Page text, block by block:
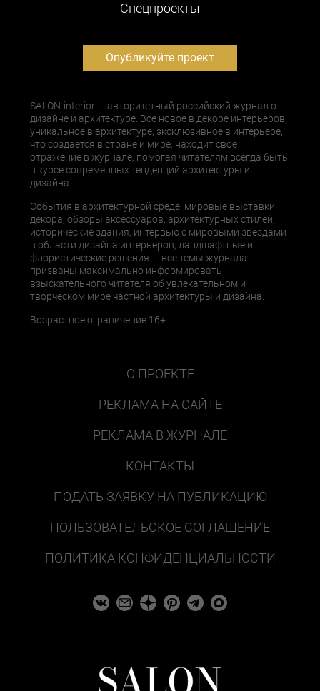
Cпецпроекты
Опубликуйте проект
SALON-interior — авторитетный российский журнал о
дизайне и архитектуре. Все новое в декоре интерьеров,
уникальное в архитектуре, эксклюзивное в интерьере,
что создается в стране и мире, находит свое
отражение в журнале, помогая читателям всегда быть
в курсе современных тенденций архитектуры и
дизайна.
События в архитектурной среде, мировые выставки
декора, обзоры аксессуаров, архитектурных стилей,
исторические здания, интервью с мировыми звездами
в области дизайна интерьеров, ландшафтные и
флористические решения — все темы журнала
призваны максимально информировать
взыскательного читателя об увлекательном и
творческом мире частной архитектуры и дизайна.
Возрастное ограничение 16+
О ПРОЕКТЕ
РЕКЛАМА НА САЙТЕ
РЕКЛАМА В ЖУРНАЛЕ
КОНТАКТЫ
ПОДАТЬ ЗАЯВКУ НА ПУБЛИКАЦИЮ
ПОЛЬЗОВАТЕЛЬСКОЕ СОГЛАШЕНИЕ
ПОЛИТИКА КОНФИДЕНЦИАЛЬНОСТИ